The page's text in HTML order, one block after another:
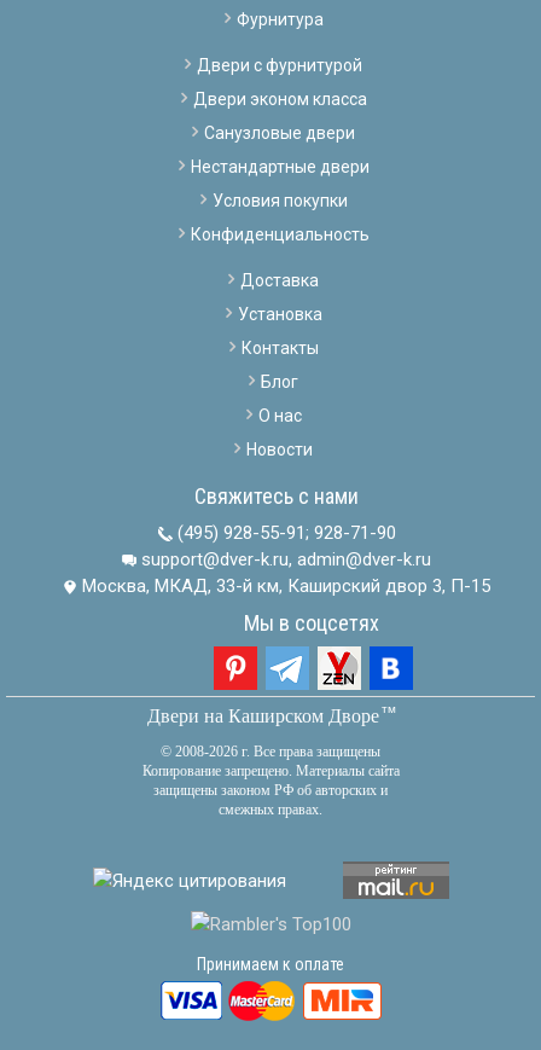
Фурнитура
Двери с фурнитурой
Двери эконом класса
Санузловые двери
Нестандартные двери
Условия покупки
Конфиденциальность
Доставка
Установка
Контакты
Блог
О нас
Новости
Свяжитесь с нами
(495) 928-55-91; 928-71-90
support@dver-k.ru, admin@dver-k.ru
Москва, МКАД, 33-й км, Каширский двор 3, П-15
Мы в соцсетях
Двери на Каширском Дворетм
© 2008-2026 г. Все права защищены
Копирование запрещено. Материалы сайта
защищены законом РФ об авторских и
смежных правах.
Принимаем к оплате